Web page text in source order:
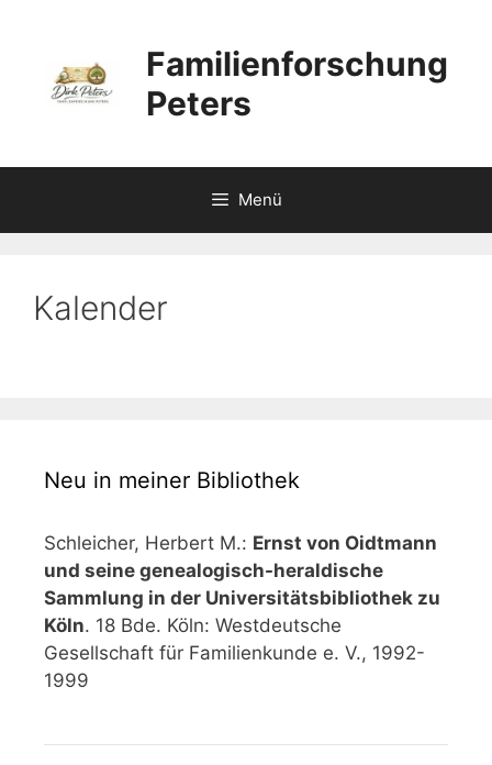
springen
Familienforschung
Peters
Menü
Kalender
Neu in meiner Bibliothek
Schleicher, Herbert M.: Ernst von Oidtmann
und seine genealogisch-heraldische
Sammlung in der Universitätsbibliothek zu
Köln. 18 Bde. Köln: Westdeutsche
Gesellschaft für Familienkunde e. V., 1992-
1999